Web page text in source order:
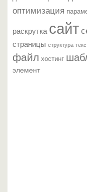
оптимизация
раскрутка сайт
страницы структура
файл хостинг
элемент